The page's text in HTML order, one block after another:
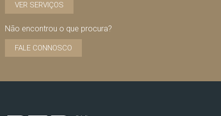
VER SERVIÇOS
Não encontrou o que procura?
FALE CONNOSCO